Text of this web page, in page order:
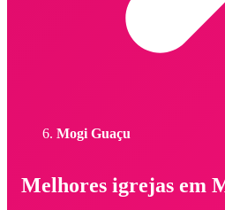
Mogi Guaçu
Melhores igrejas em